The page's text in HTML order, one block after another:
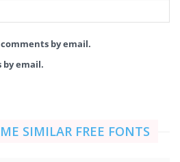
by email.
by email.
SIMILAR FREE FONTS